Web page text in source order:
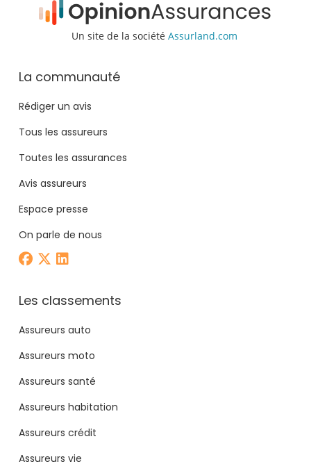
Un site de la société Assurland.com
La communauté
Rédiger un avis
Tous les assureurs
Toutes les assurances
Avis assureurs
Espace presse
On parle de nous
Les classements
Assureurs auto
Assureurs moto
Assureurs santé
Assureurs habitation
Assureurs crédit
Assureurs vie